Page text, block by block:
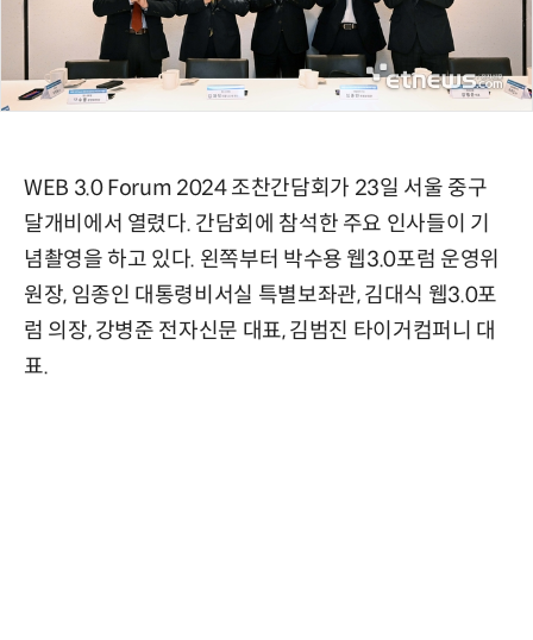
WEB 3.0 Forum 2024 조찬간담회가 23일 서울 중구
달개비에서 열렸다. 간담회에 참석한 주요 인사들이 기
념촬영을 하고 있다. 왼쪽부터 박수용 웹3.0포럼 운영위
원장, 임종인 대통령비서실 특별보좌관, 김대식 웹3.0포
럼 의장, 강병준 전자신문 대표, 김범진 타이거컴퍼니 대
표.